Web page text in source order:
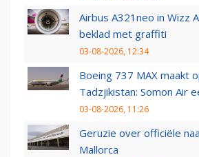
Airbus A321neo in Wizz
beklad met graffiti
03-08-2026, 12:34
Boeing 737 MAX maakt
Tadzjikistan: Somon Air
03-08-2026, 11:26
Geruzie over officiële
Mallorca